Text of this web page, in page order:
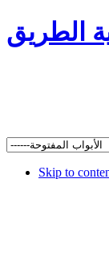
الطريق
Skip to